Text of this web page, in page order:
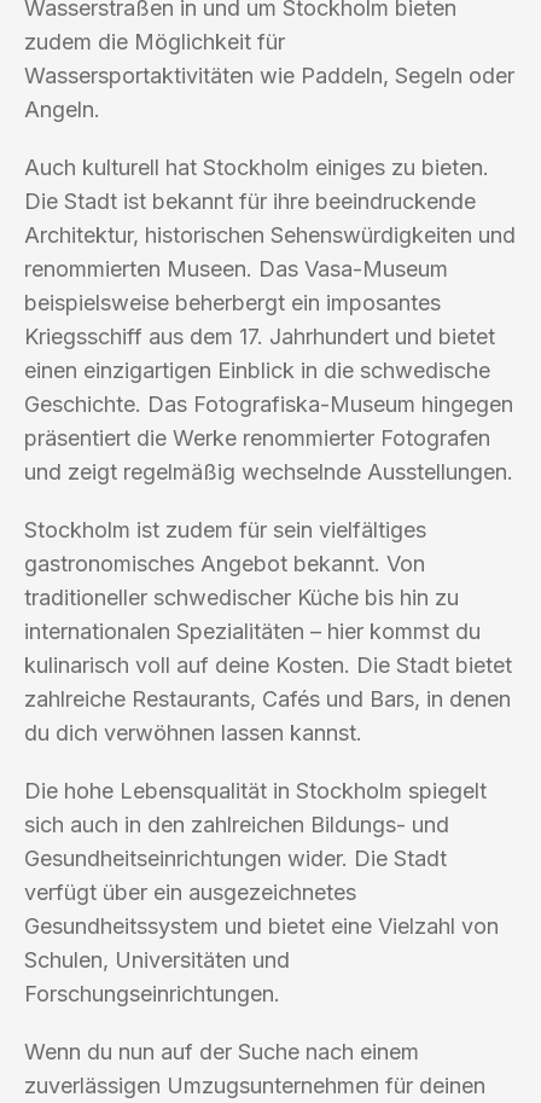
Wasserstraßen in und um Stockholm bieten
zudem die Möglichkeit für
Wassersportaktivitäten wie Paddeln, Segeln oder
Angeln.
Auch kulturell hat Stockholm einiges zu bieten.
Die Stadt ist bekannt für ihre beeindruckende
Architektur, historischen Sehenswürdigkeiten und
renommierten Museen. Das Vasa-Museum
beispielsweise beherbergt ein imposantes
Kriegsschiff aus dem 17. Jahrhundert und bietet
einen einzigartigen Einblick in die schwedische
Geschichte. Das Fotografiska-Museum hingegen
präsentiert die Werke renommierter Fotografen
und zeigt regelmäßig wechselnde Ausstellungen.
Stockholm ist zudem für sein vielfältiges
gastronomisches Angebot bekannt. Von
traditioneller schwedischer Küche bis hin zu
internationalen Spezialitäten – hier kommst du
kulinarisch voll auf deine Kosten. Die Stadt bietet
zahlreiche Restaurants, Cafés und Bars, in denen
du dich verwöhnen lassen kannst.
Die hohe Lebensqualität in Stockholm spiegelt
sich auch in den zahlreichen Bildungs- und
Gesundheitseinrichtungen wider. Die Stadt
verfügt über ein ausgezeichnetes
Gesundheitssystem und bietet eine Vielzahl von
Schulen, Universitäten und
Forschungseinrichtungen.
Wenn du nun auf der Suche nach einem
zuverlässigen Umzugsunternehmen für deinen